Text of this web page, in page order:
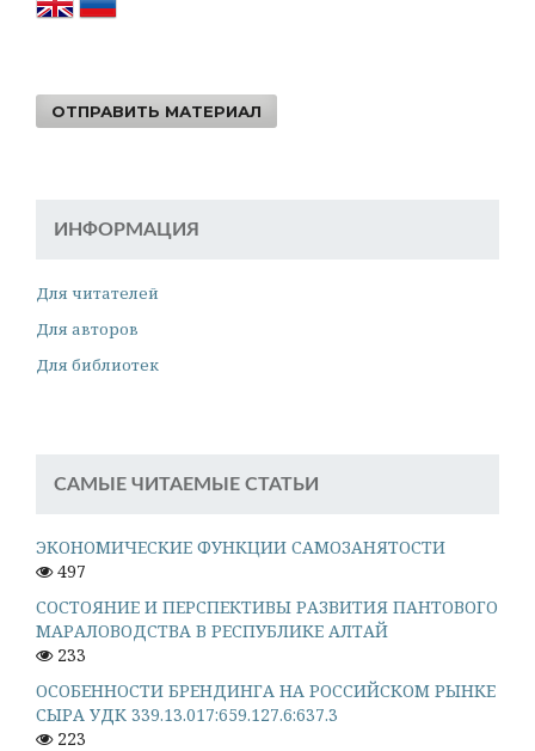
ОТПРАВИТЬ МАТЕРИАЛ
ИНФОРМАЦИЯ
Для читателей
Для авторов
Для библиотек
САМЫЕ ЧИТАЕМЫЕ СТАТЬИ
ЭКОНОМИЧЕСКИЕ ФУНКЦИИ САМОЗАНЯТОСТИ
497
СОСТОЯНИЕ И ПЕРСПЕКТИВЫ РАЗВИТИЯ ПАНТОВОГО
МАРАЛОВОДСТВА В РЕСПУБЛИКЕ АЛТАЙ
233
ОСОБЕННОСТИ БРЕНДИНГА НА РОССИЙСКОМ РЫНКЕ
СЫРА УДК 339.13.017:659.127.6:637.3
223